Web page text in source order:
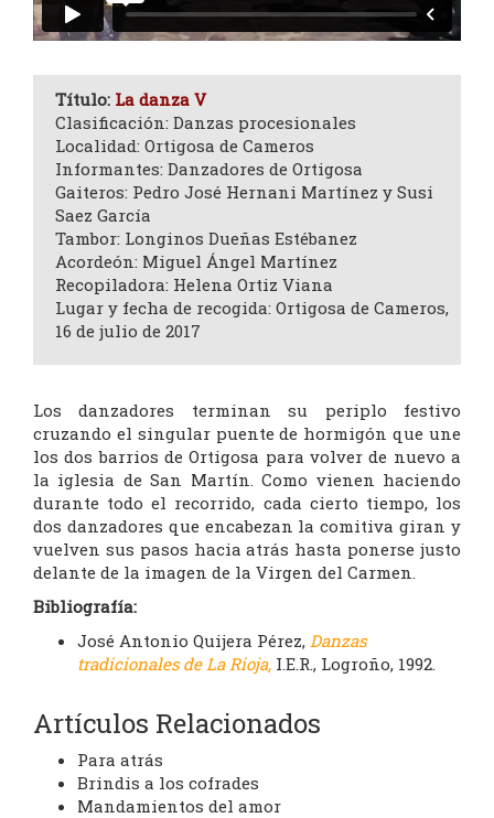
Título: La danza V
Clasificación: Danzas procesionales
Localidad: Ortigosa de Cameros
Informantes: Danzadores de Ortigosa
Gaiteros: Pedro José Hernani Martínez y Susi
Saez García
Tambor: Longinos Dueñas Estébanez
Acordeón: Miguel Ángel Martínez
Recopiladora: Helena Ortiz Viana
Lugar y fecha de recogida: Ortigosa de Cameros,
16 de julio de 2017
Los danzadores terminan su periplo festivo
cruzando el singular puente de hormigón que une
los dos barrios de Ortigosa para volver de nuevo a
la iglesia de San Martín. Como vienen haciendo
durante todo el recorrido, cada cierto tiempo, los
dos danzadores que encabezan la comitiva giran y
vuelven sus pasos hacia atrás hasta ponerse justo
delante de la imagen de la Virgen del Carmen.
Bibliografía:
José Antonio Quijera Pérez, Danzas
tradicionales de La Rioja, I.E.R., Logroño, 1992.
Artículos Relacionados
Para atrás
Brindis a los cofrades
Mandamientos del amor